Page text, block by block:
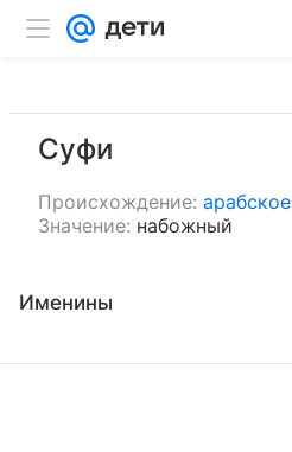
Суфи
Происхождение: арабское
Значение: набожный
Именины